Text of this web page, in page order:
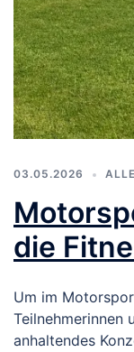
03.05.2026
die
Um im
Teilnehmerinnen
anhaltendes